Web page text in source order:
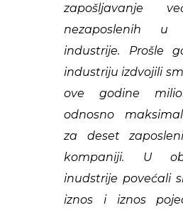
zapošljavanje
nezaposlenih
industrije. Prošle
industriju izdvojili
ove godine
odnosno
za deset
kompaniji. U
inudstrije povećali
iznos i iznos